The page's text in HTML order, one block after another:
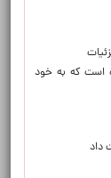
است که به خود